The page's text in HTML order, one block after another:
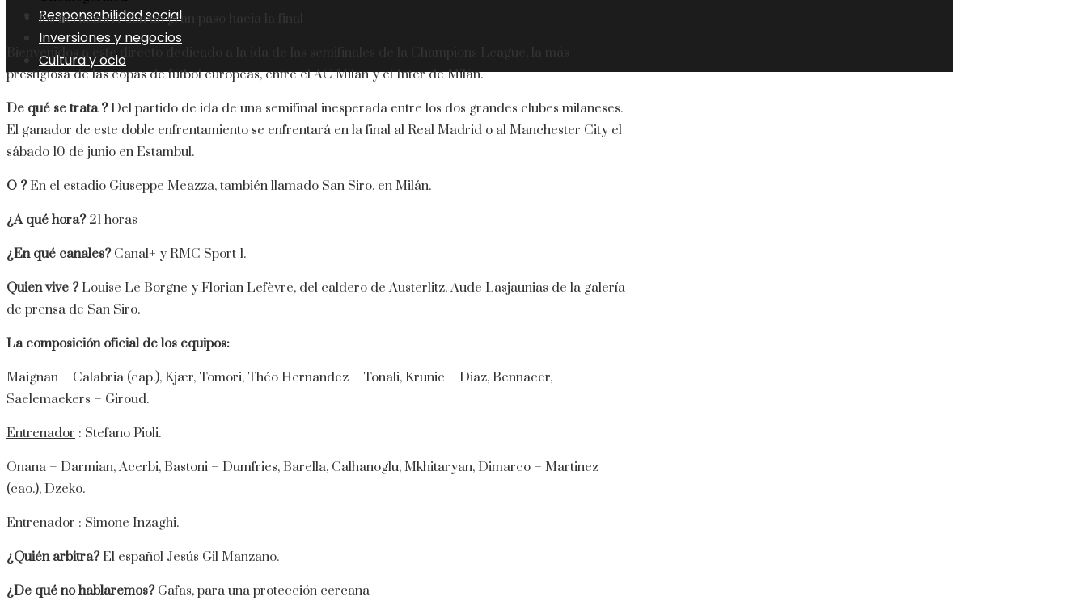
Responsabilidad social
Inversiones y negocios
Cultura y ocio
los nerazzurri dan un gran paso hacia la final
Bienvenidos a este directo dedicado a la ida de las semifinales de la Champions League, la más
prestigiosa de las copas de fútbol europeas, entre el AC Milan y el Inter de Milán.
De qué se trata ?Del partido de ida de una semifinal inesperada entre los dos grandes clubes milaneses.
El ganador de este doble enfrentamiento se enfrentará en la final al Real Madrid o al Manchester City el
sábado 10 de junio en Estambul.
O ?En el estadio Giuseppe Meazza, también llamado San Siro, en Milán.
¿A qué hora?21 horas
¿En qué canales?Canal+ y RMC Sport 1.
Quien vive ?Louise Le Borgne y Florian Lefèvre, del caldero de Austerlitz, Aude Lasjaunias de la galería
de prensa de San Siro.
La composición oficial de los equipos:
Maignan – Calabria (cap.), Kjær, Tomori, Théo Hernandez – Tonali, Krunic – Diaz, Bennacer,
Saelemaekers – Giroud.
Entrenador : Stefano Pioli.
Onana – Darmian, Acerbi, Bastoni – Dumfries, Barella, Calhanoglu, Mkhitaryan, Dimarco – Martinez
(cao.), Dzeko.
Entrenador : Simone Inzaghi.
¿Quién arbitra?El español Jesús Gil Manzano.
¿De qué no hablaremos?Gafas, para una protección cercana